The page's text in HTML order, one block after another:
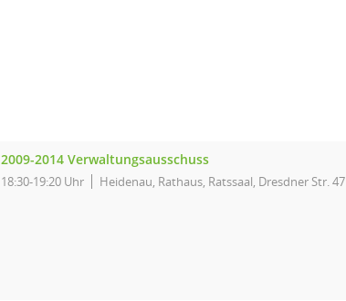
2009-2014 Verwaltungsausschuss
18:30-19:20 Uhr Heidenau, Rathaus, Ratssaal, Dresdner Str. 47